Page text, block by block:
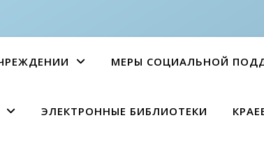
МЕРЫ СОЦИАЛЬНОЙ
ЭЛЕКТРОННЫЕ БИБЛИОТЕКИ